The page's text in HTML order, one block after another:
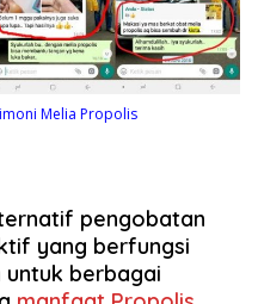
Melia Propolis
pengobatan
yang berfungsi
untuk berbagai